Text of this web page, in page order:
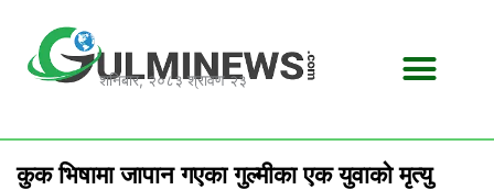
content
शनिबार, २०८३ श्रावण २३
कुक भिषामा जापान गएका गुल्मीका एक युवाको मृत्यु